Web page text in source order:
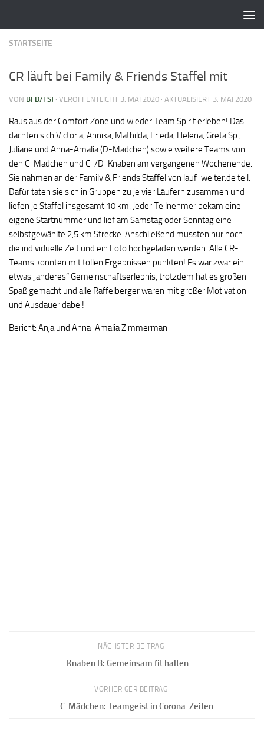
STARTSEITE
CR läuft bei Family & Friends Staffel mit
VON BFD/FSJ · VERÖFFENTLICHT 3. MAI 2020 · AKTUALISIERT 3. MAI 2020
Raus aus der Comfort Zone und wieder Team Spirit erleben! Das
dachten sich Victoria, Annika, Mathilda, Frieda, Helena, Greta Sp.,
Juliane und Anna-Amalia (D-Mädchen) sowie weitere Teams von
den C-Mädchen und C-/D-Knaben am vergangenen Wochenende.
Sie nahmen an der Family & Friends Staffel von lauf-weiter.de teil.
Dafür taten sie sich in Gruppen zu je vier Läufern zusammen und
liefen je Staffel insgesamt 10 km. Jeder Teilnehmer bekam eine
eigene Startnummer und lief am Samstag oder Sonntag eine
selbstgewählte 2,5 km Strecke. Anschließend mussten nur noch
die individuelle Zeit und ein Foto hochgeladen werden. Alle CR-
Teams konnten mit tollen Ergebnissen punkten! Es war zwar ein
etwas „anderes“ Gemeinschaftserlebnis, trotzdem hat es großen
Spaß gemacht und alle Raffelberger waren mit großer Motivation
und Ausdauer dabei!
Bericht: Anja und Anna-Amalia Zimmerman
NÄCHSTER BEITRAG
Knaben B: Gemeinsam fit halten
VORHERIGER BEITRAG
C-Mädchen: Teamgeist in Corona-Zeiten